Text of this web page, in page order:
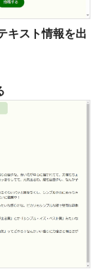
キスト情報を出